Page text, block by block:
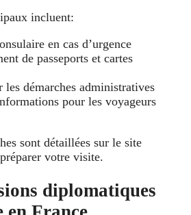
incluent:
en cas d’urgence
de passeports et cartes
les démarches administratives
pour les voyageurs
sont détaillées sur le site
votre visite.
diplomatiques